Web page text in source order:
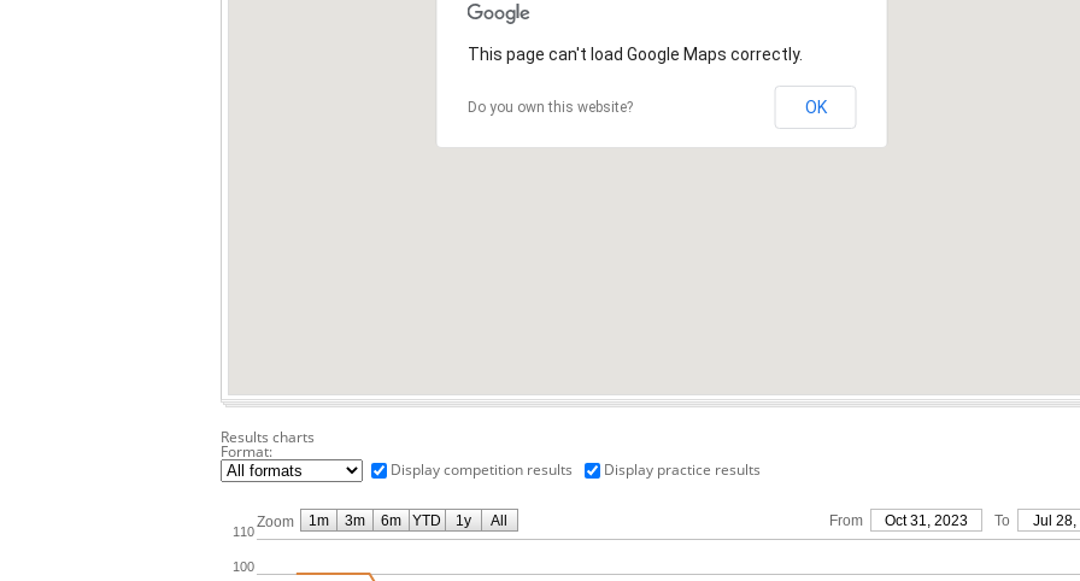
This page can't load Google Maps correctly.
Do you own this website? OK
Results charts
Format:
Display competition results
Display practice results
Zoom From Oct 31, 2023 To Jul 28,
100
110
1m 3m 6m YTD 1y All